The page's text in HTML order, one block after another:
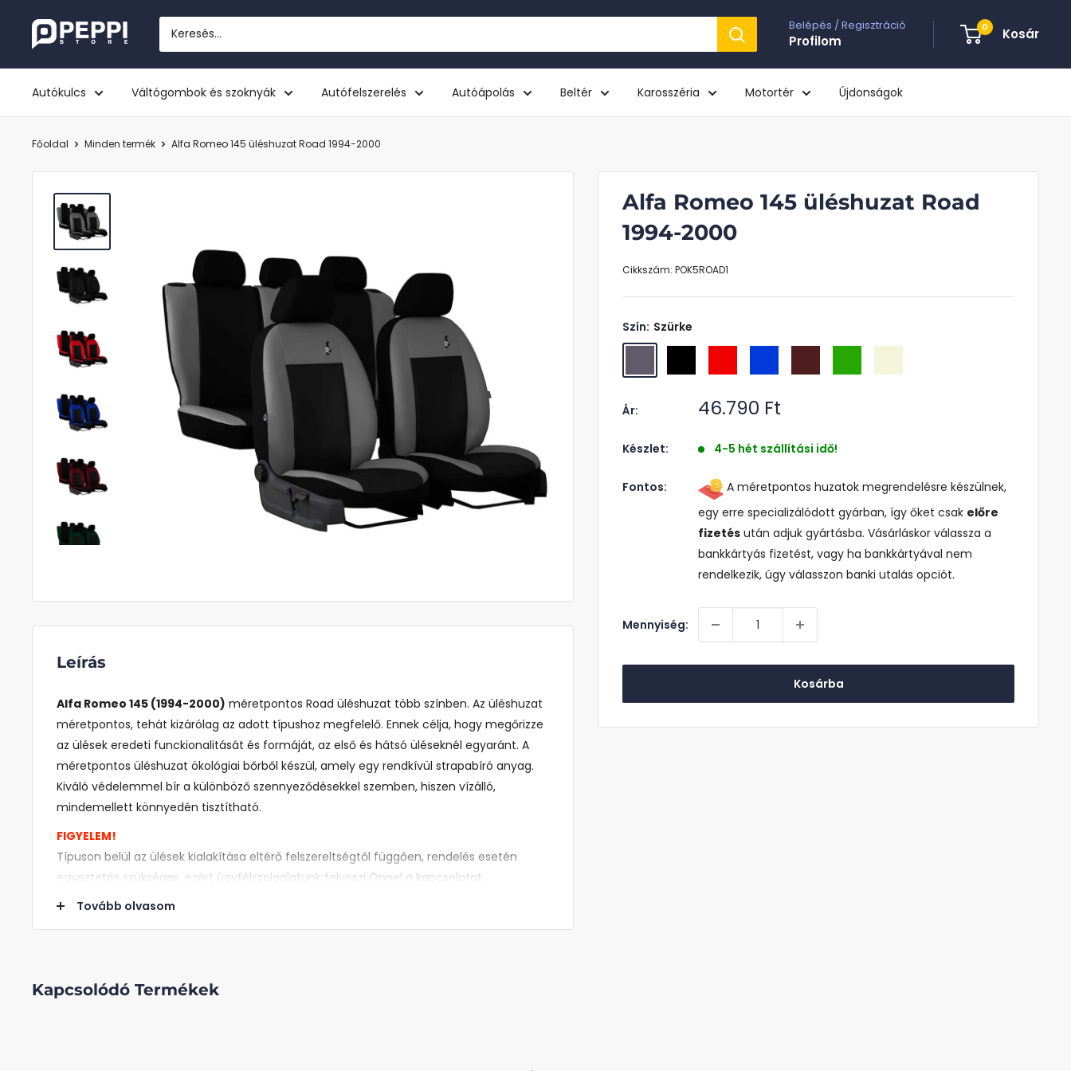
Peppi.hu
Belépés / Regisztráció
Profilom
0 Kosár
Autókulcs Váltógombok és szoknyák Autófelszerelés Autóápolás Beltér Karosszéria Motortér Újdonságok
Főoldal Minden termék Alfa Romeo 145 üléshuzat Road 1994-2000
Alfa Romeo 145 üléshuzat Road
1994-2000
Cikkszám:POK5ROAD1
Szín: Szürke
Ár: Akciós
46.790 Ft
Készlet: 4-5 hét szállítási idő!
Fontos:
A méretpontos huzatok megrendelésre készülnek,
egy erre specializálódott gyárban, így őket csak előre
fizetés után adjuk gyártásba. Vásárláskor válassza a
bankkártyás fizetést, vagy ha bankkártyával nem
rendelkezik, úgy válasszon banki utalás opciót.
Mennyiség:
Kosárba
Leírás
Alfa Romeo 145 (1994-2000) méretpontos Road üléshuzat több színben. Az üléshuzat
méretpontos, tehát kizárólag az adott típushoz megfelelő. Ennek célja, hogy megőrizze
az ülések eredeti funckionalitását és formáját, az első és hátsó üléseknél egyaránt. A
méretpontos üléshuzat ökológiai bőrből készül, amely egy rendkívül strapabíró anyag.
Kiváló védelemmel bír a különböző szennyeződésekkel szemben, hiszen vízálló,
mindemellett könnyedén tisztítható.
FIGYELEM!
Típuson belül az ülések kialakítása eltérő felszereltségtől függően, rendelés esetén
egyeztetés szükséges, ezért ügyfélszolgálatunk felveszi Önnel a kapcsolatot.
Miért praktikus a méretpontos üléshuzat?
szabva, nem lóg, követi az ülések formáját, olyan, mintha gyárilag szabták volna az
Tovább olvasom
Kapcsolódó Termékek